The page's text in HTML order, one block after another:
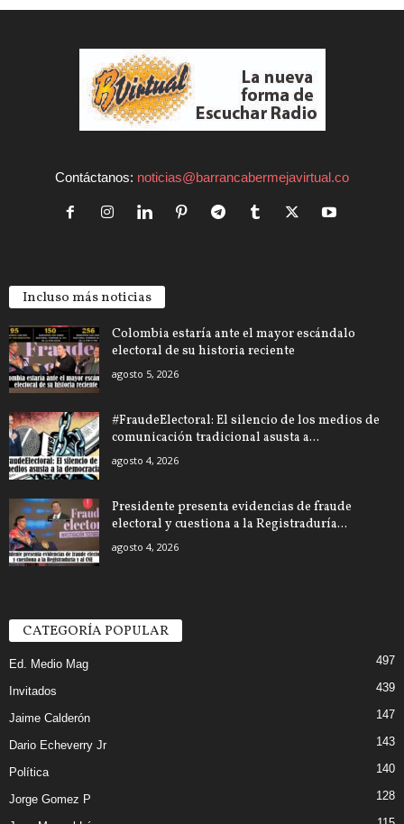
Contáctanos: noticias@barrancabermejavirtual.co
Incluso más noticias
Colombia estaría ante el mayor escándalo
electoral de su historia reciente
agosto 5, 2026
#FraudeElectoral: El silencio de los medios de
comunicación tradicional asusta a...
agosto 4, 2026
Presidente presenta evidencias de fraude
electoral y cuestiona a la Registraduría...
agosto 4, 2026
CATEGORÍA POPULAR
Ed. Medio Mag 497
Invitados 439
Jaime Calderón 147
Dario Echeverry Jr 143
Política 140
Jorge Gomez P 128